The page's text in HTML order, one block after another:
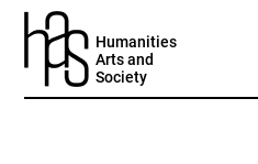
Humanities
Arts and
Society